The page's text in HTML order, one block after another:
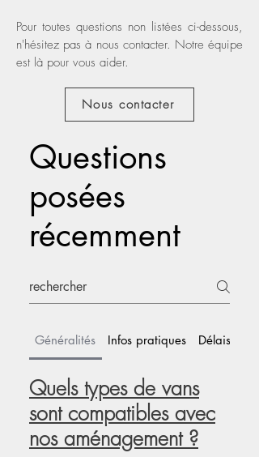
Pour toutes questions non listées ci-dessous,
n'hésitez pas à nous contacter. Notre équipe
est là pour vous aider.
Nous contacter
Questions
posées
récemment
Généralités Infos pratiques Délais
Quels types de vans
sont compatibles avec
nos aménagement ?